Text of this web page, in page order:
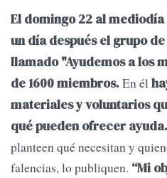
El domingo 22 al
un día después el grupo
llamado "Ayudemos a los
de 1600 miembros.En él
materiales y voluntarios
qué pueden ofrecer ayuda.
planteen qué necesitan y
falencias, lo publiquen. “Mi